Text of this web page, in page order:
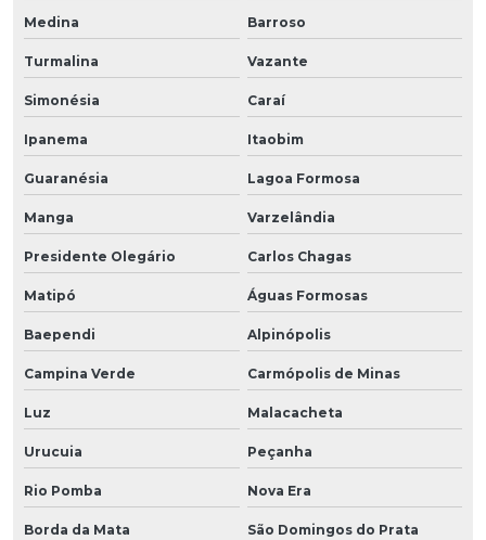
Medina Barroso
Turmalina Vazante
Simonésia Caraí
Ipanema Itaobim
Guaranésia Lagoa Formosa
Manga Varzelândia
Presidente Olegário Carlos Chagas
Matipó Águas Formosas
Baependi Alpinópolis
Campina Verde Carmópolis de Minas
Luz Malacacheta
Urucuia Peçanha
Rio Pomba Nova Era
Borda da Mata São Domingos do Prata